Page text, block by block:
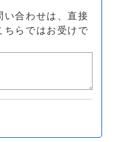
い合わせは、直接
ちらではお受けで